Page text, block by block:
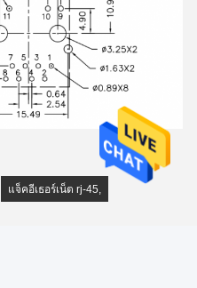
แจ็คอีเธอร์เน็ต rj-45